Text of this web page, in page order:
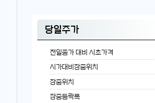
당일주가
전일종가 대비 시초가격
시가대비장중위치
장중위치
장중등락폭